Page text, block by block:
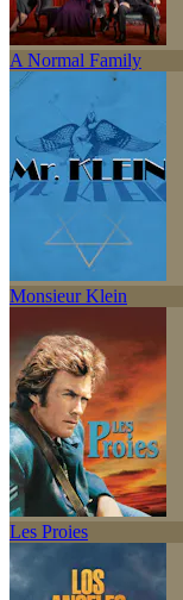
A Normal Family
Monsieur Klein
Les Proies